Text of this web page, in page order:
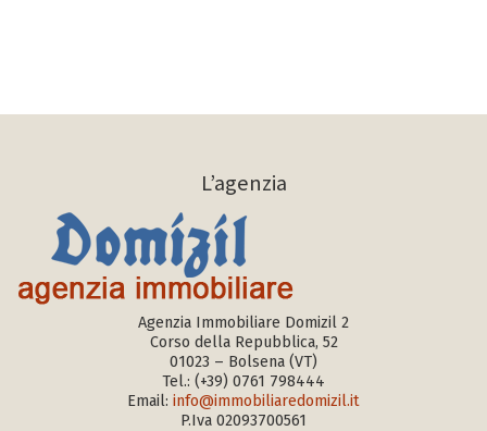
L’agenzia
Agenzia Immobiliare Domizil 2
Corso della Repubblica, 52
01023 – Bolsena (VT)
Tel.: (+39) 0761 798444
Email: info@immobiliaredomizil.it
P.Iva 02093700561